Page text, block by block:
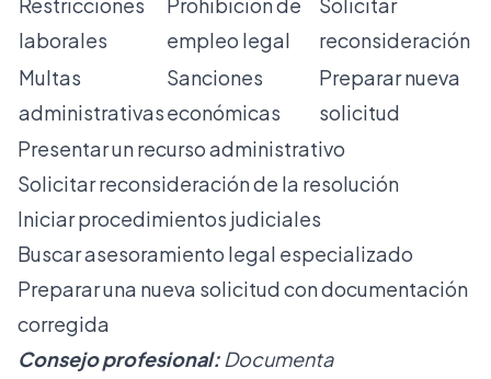
laborales
empleo legal
reconsideración
Multas
administrativas
Sanciones
económicas
Preparar nueva
solicitud
Presentar un recurso administrativo
Solicitar reconsideración de la resolución
Iniciar procedimientos judiciales
Buscar asesoramiento legal especializado
Preparar una nueva solicitud con documentación
corregida
Consejo profesional: Documenta